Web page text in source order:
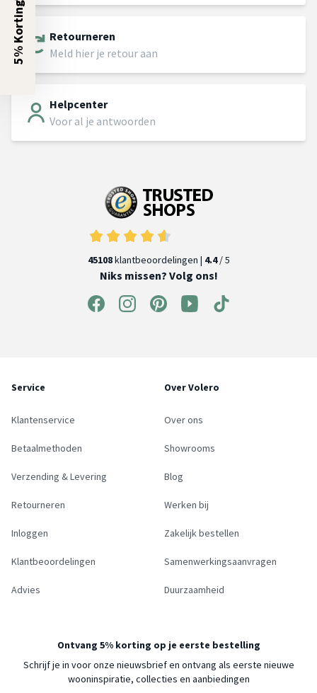
Retourneren
Meld hier je retour aan
Helpcenter
Voor al je antwoorden
45108klantbeoordelingen | 4.4/ 5
Niks missen? Volg ons!
Service
Klantenservice
Betaalmethoden
Verzending & Levering
Retourneren
Inloggen
Klantbeoordelingen
Advies
Over Volero
Over ons
Showrooms
Blog
Werken bij
Zakelijk bestellen
Samenwerkingsaanvragen
Duurzaamheid
Ontvang 5% korting op je eerste bestelling
Schrijf je in voor onze nieuwsbrief en ontvang als eerste nieuwe
wooninspiratie, collecties en aanbiedingen
5% Korting?